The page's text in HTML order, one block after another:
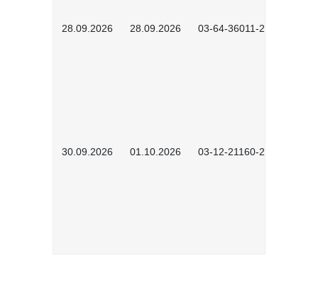
28.09.2026 28.09.2026 03-64-36011-2603
30.09.2026 01.10.2026 03-12-21160-2601